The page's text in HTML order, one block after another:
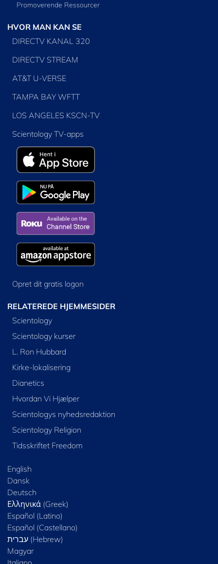
Promoverende Ressourcer
HVOR MAN KAN SE
DIRECTV KANAL 320
DIRECTV STREAM
AT&T U-VERSE
TAMPA BAY WFTT
LOS ANGELES KSCN-TV
Scientology TV-apps
Opret dit gratis logon
RELATEREDE HJEMMESIDER
Scientology
Scientology kurser
L. Ron Hubbard
Kirke-lokalisering
Dianetics
Hvordan Vi Hjælper
Scientologys nyhedsredaktion
Scientology Religion
Tidsskriftet Freedom
English
Dansk
Deutsch
Ελληνικά (Greek)
Español (Latino)
Español (Castellano)
Magyar